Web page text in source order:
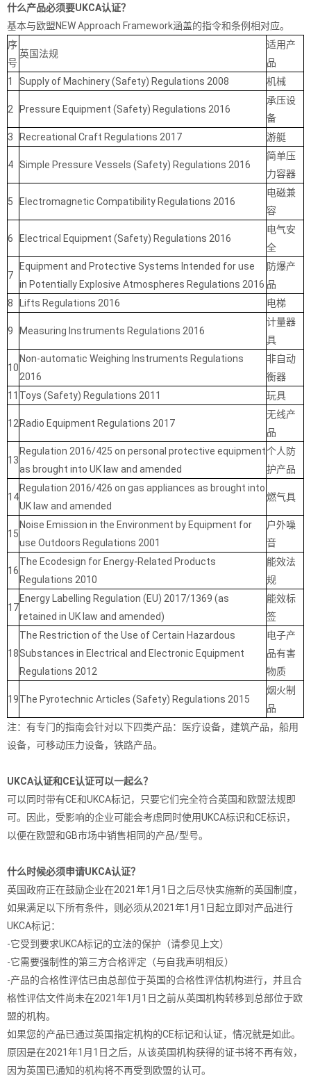
什么产品必须要UKCA认证？
基本与欧盟NEW Approach Framework涵盖的指令和条例相对应。
序
号
英国法规
适用产
品
1
Supply of Machinery (Safety) Regulations 2008 机械
2 Pressure Equipment (Safety) Regulations 2016
承压设
备
3
Recreational Craft Regulations 2017 游艇
4 Simple Pressure Vessels (Safety) Regulations 2016
简单压
力容器
5 Electromagnetic Compatibility Regulations 2016
电磁兼
容
6 Electrical Equipment (Safety) Regulations 2016
电气安
全
7
Equipment and Protective Systems Intended for use
in Potentially Explosive Atmospheres Regulations 2016
防爆产
品
8
Lifts Regulations 2016 电梯
9 Measuring Instruments Regulations 2016
计量器
具
10
Non-automatic Weighing Instruments Regulations
2016
非自动
衡器
11 Toys (Safety) Regulations 2011 玩具
12 Radio Equipment Regulations 2017
无线产
品
13
Regulation 2016/425 on personal protective equipment
as brought into UK law and amended
个人防
护产品
14
Regulation 2016/426 on gas appliances as brought into
UK law and amended
燃气具
15
Noise Emission in the Environment by Equipment for
use Outdoors Regulations 2001
户外噪
音
16
The Ecodesign for Energy-Related Products
Regulations 2010
能效法
规
17
Energy Labelling Regulation (EU) 2017/1369 (as
retained in UK law and amended)
能效标
签
18
The Restriction of the Use of Certain Hazardous
Substances in Electrical and Electronic Equipment
Regulations 2012
电子产
品有害
物质
19The Pyrotechnic Articles (Safety) Regulations 2015
烟火制
品
注：有专门的指南会针对以下四类产品：医疗设备，建筑产品，船用
设备，可移动压力设备，铁路产品。
UKCA认证和CE认证可以一起么？
可以同时带有CE和UKCA标记，只要它们完全符合英国和欧盟法规即
可。因此，受影响的企业可能会考虑同时使用UKCA标识和CE标识，
以便在欧盟和GB市场中销售相同的产品/型号。
什么时候必须申请UKCA认证？
英国政府正在鼓励企业在2021年1月1日之后尽快实施新的英国制度，
如果满足以下所有条件，则必须从2021年1月1日起立即对产品进行
UKCA标记：
-它受到要求UKCA标记的立法的保护（请参见上文）
-它需要强制性的第三方合格评定（与自我声明相反）
-产品的合格性评估已由总部位于英国的合格性评估机构进行，并且合
格性评估文件尚未在2021年1月1日之前从英国机构转移到总部位于欧
盟的机构。
如果您的产品已通过英国指定机构的CE标记和认证，情况就是如此。
原因是在2021年1月1日之后，从该英国机构获得的证书将不再有效，
因为英国已通知的机构将不再受到欧盟的认可。